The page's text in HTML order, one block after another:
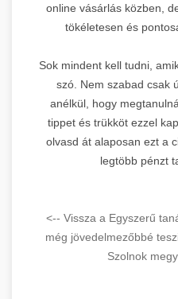
online vásárlás közben,
tökéletesen és
Sok mindent kell tudni,
szó. Nem szabad csak
anélkül, hogy
tippet és trükköt ezzel
olvasd át alaposan ezt a
legtöbb pénzt
<-- Vissza a Egyszerű
még jövedelmezőbbé
Szolnok